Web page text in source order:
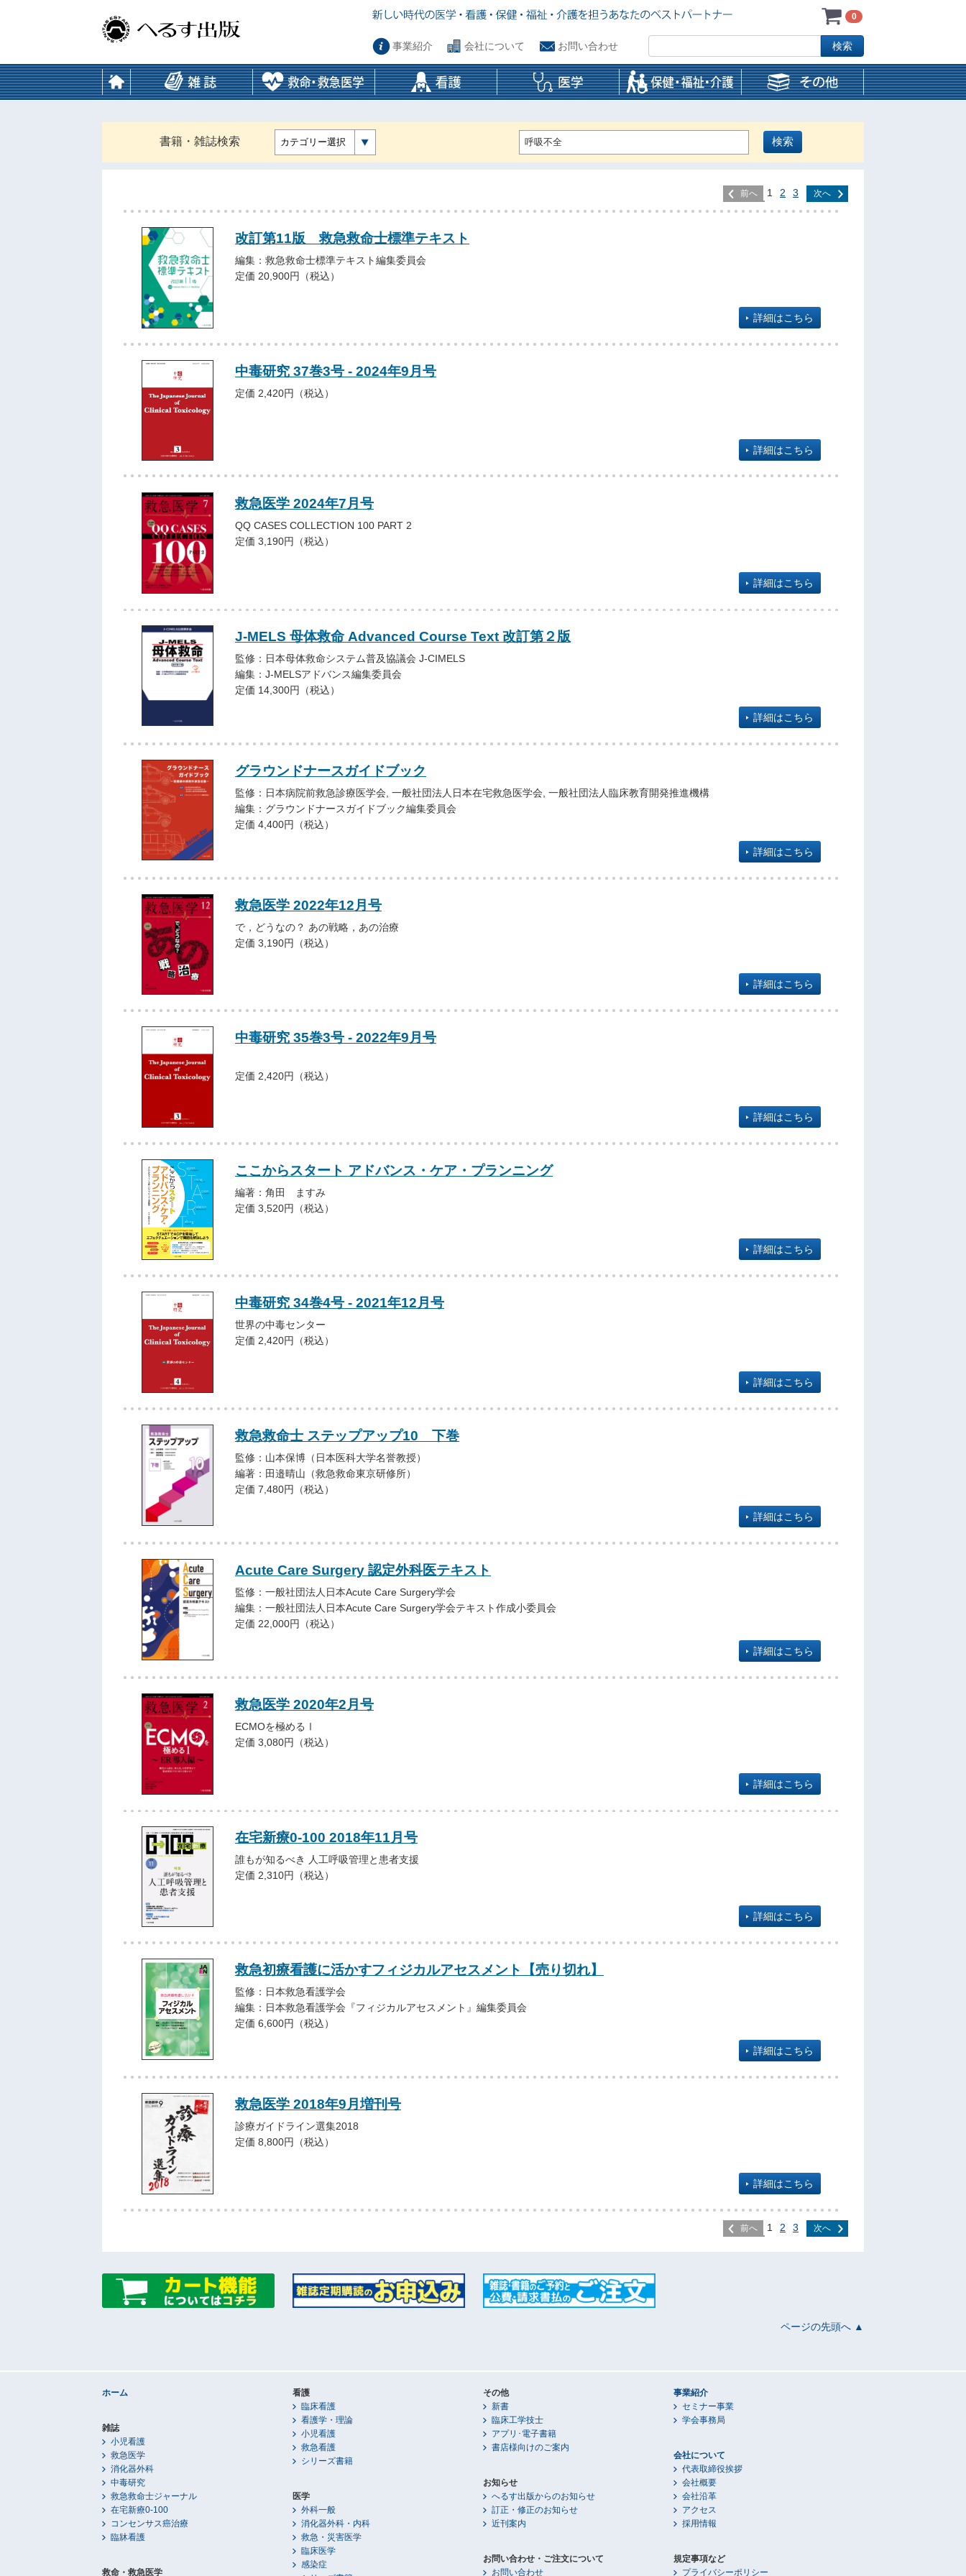
0
事業紹介 会社について お問い合わせ
書籍・雑誌検索 カテゴリー選択
前へ 1 2 3 次へ
改訂第11版 救急救命士標準テキスト
編集：救急救命士標準テキスト編集委員会
定価 20,900円（税込）
詳細はこちら
中毒研究 37巻3号 - 2024年9月号
定価 2,420円（税込）
詳細はこちら
救急医学 2024年7月号
QQ CASES COLLECTION 100 PART 2
定価 3,190円（税込）
詳細はこちら
J-MELS 母体救命 Advanced Course Text 改訂第２版
監修：日本母体救命システム普及協議会 J-CIMELS
編集：J-MELSアドバンス編集委員会
定価 14,300円（税込）
詳細はこちら
グラウンドナースガイドブック
監修：日本病院前救急診療医学会, 一般社団法人日本在宅救急医学会, 一般社団法人臨床教育開発推進機構
編集：グラウンドナースガイドブック編集委員会
定価 4,400円（税込）
詳細はこちら
救急医学 2022年12月号
で，どうなの？ あの戦略，あの治療
定価 3,190円（税込）
詳細はこちら
中毒研究 35巻3号 - 2022年9月号
定価 2,420円（税込）
詳細はこちら
ここからスタート アドバンス・ケア・プランニング
編著：角田 ますみ
定価 3,520円（税込）
詳細はこちら
中毒研究 34巻4号 - 2021年12月号
世界の中毒センター
定価 2,420円（税込）
詳細はこちら
救急救命士 ステップアップ10 下巻
監修：山本保博（日本医科大学名誉教授）
編著：田邉晴山（救急救命東京研修所）
定価 7,480円（税込）
詳細はこちら
Acute Care Surgery 認定外科医テキスト
監修：一般社団法人日本Acute Care Surgery学会
編集：一般社団法人日本Acute Care Surgery学会テキスト作成小委員会
定価 22,000円（税込）
詳細はこちら
救急医学 2020年2月号
ECMOを極めるⅠ
定価 3,080円（税込）
詳細はこちら
在宅新療0-100 2018年11月号
誰もが知るべき 人工呼吸管理と患者支援
定価 2,310円（税込）
詳細はこちら
救急初療看護に活かすフィジカルアセスメント【売り切れ】
監修：日本救急看護学会
編集：日本救急看護学会『フィジカルアセスメント』編集委員会
定価 6,600円（税込）
詳細はこちら
救急医学 2018年9月増刊号
診療ガイドライン選集2018
定価 8,800円（税込）
詳細はこちら
前へ 1 2 3 次へ
ページの先頭へ ▲
ホーム
雑誌
小児看護
救急医学
消化器外科
中毒研究
救急救命士ジャーナル
在宅新療0-100
コンセンサス癌治療
臨牀看護
救命・救急医学
看護
臨床看護
看護学・理論
小児看護
救急看護
シリーズ書籍
医学
外科一般
消化器外科・内科
救急・災害医学
臨床医学
感染症
その他
新書
臨床工学技士
アプリ･電子書籍
書店様向けのご案内
お知らせ
へるす出版からのお知らせ
訂正・修正のお知らせ
近刊案内
お問い合わせ・ご注文について
お問い合わせ
事業紹介
セミナー事業
学会事務局
会社について
代表取締役挨拶
会社概要
会社沿革
アクセス
採用情報
規定事項など
プライバシーポリシー